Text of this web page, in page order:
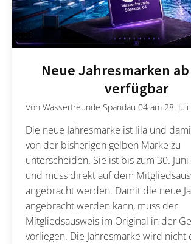
Neue Jahresmarken
verfügbar
VonWasserfreunde Spandau 04 am 28.
Die neue Jahresmarke ist lila und
von der bisherigen gelben Marke zu
unterscheiden. Sie ist bis zum 30.
und muss direkt auf dem
angebracht werden. Damit die neue
angebracht werden kann, muss der
Mitgliedsausweis im Original in der
vorliegen. Die Jahresmarke wird nicht